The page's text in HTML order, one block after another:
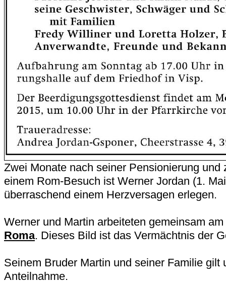
Zwei Monate nach seiner Pensionierung und
einem Rom-Besuch ist Werner Jordan (1.
überraschend einem Herzversagen erlegen.
Werner und Martin arbeiteten gemeinsam am
Roma. Dieses Bild ist das Vermächtnis der
Seinem Bruder Martin und seiner Familie gilt
Anteilnahme.